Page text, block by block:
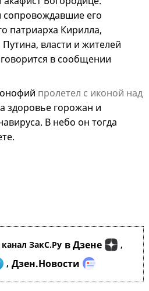
его
патриарха Кирилла,
власти и жителей
в сообщении
пролетел с иконой над
здоровье горожан и
В небо он тогда
ЗакС.Ру в Дзене ,
, Дзен.Новости